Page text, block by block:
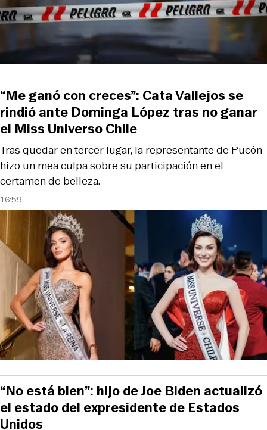
16:59
Tras quedar en tercer lugar, la representante de Pucón
hizo un mea culpa sobre su participación en el
certamen de belleza.
“Me ganó con creces”: Cata Vallejos se
rindió ante Dominga López tras no ganar
el Miss Universo Chile
“No está bien”: hijo de Joe Biden actualizó
el estado del expresidente de Estados
Unidos